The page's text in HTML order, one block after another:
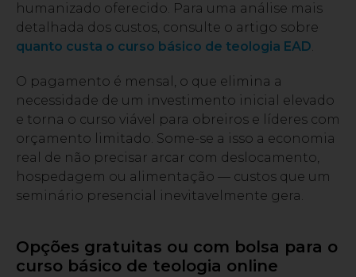
humanizado oferecido. Para uma análise mais
detalhada dos custos, consulte o artigo sobre
quanto custa o curso básico de teologia EAD.
O pagamento é mensal, o que elimina a
necessidade de um investimento inicial elevado
e torna o curso viável para obreiros e líderes com
orçamento limitado. Some-se a isso a economia
real de não precisar arcar com deslocamento,
hospedagem ou alimentação — custos que um
seminário presencial inevitavelmente gera.
Opções gratuitas ou com bolsa para o
curso básico de teologia online